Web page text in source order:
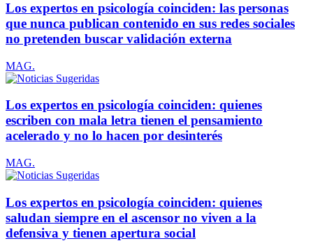
Los expertos en psicología coinciden: las personas
que nunca publican contenido en sus redes sociales
no pretenden buscar validación externa
MAG.
Los expertos en psicología coinciden: quienes
escriben con mala letra tienen el pensamiento
acelerado y no lo hacen por desinterés
MAG.
Los expertos en psicología coinciden: quienes
saludan siempre en el ascensor no viven a la
defensiva y tienen apertura social